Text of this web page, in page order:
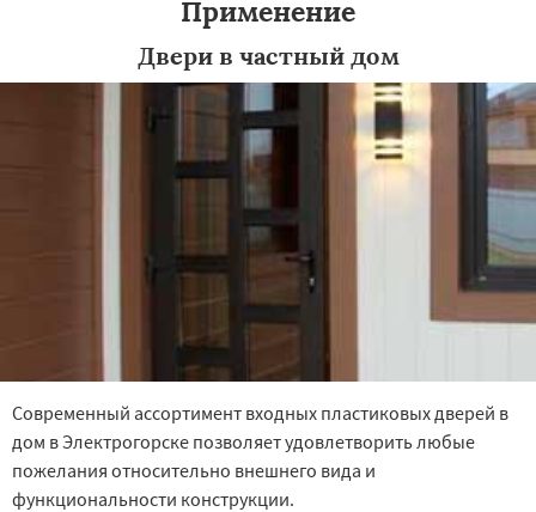
Применение
Двери в частный дом
Современный ассортимент входных пластиковых дверей в
дом в Электрогорске позволяет удовлетворить любые
пожелания относительно внешнего вида и
функциональности конструкции.